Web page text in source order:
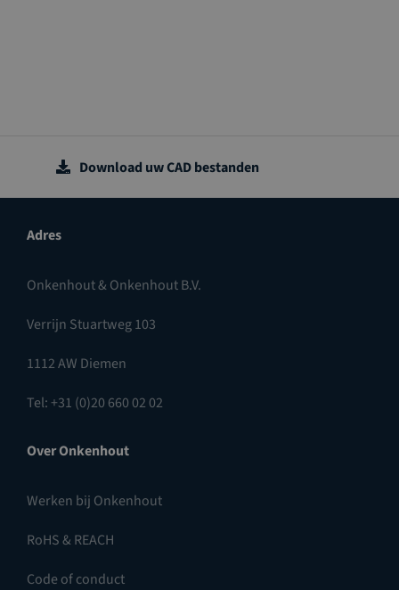
Download uw CAD bestanden
Adres
Onkenhout & Onkenhout B.V.
Verrijn Stuartweg 103
1112 AW Diemen
Tel: +31 (0)20 660 02 02
Over Onkenhout
Werken bij Onkenhout
RoHS & REACH
Code of conduct